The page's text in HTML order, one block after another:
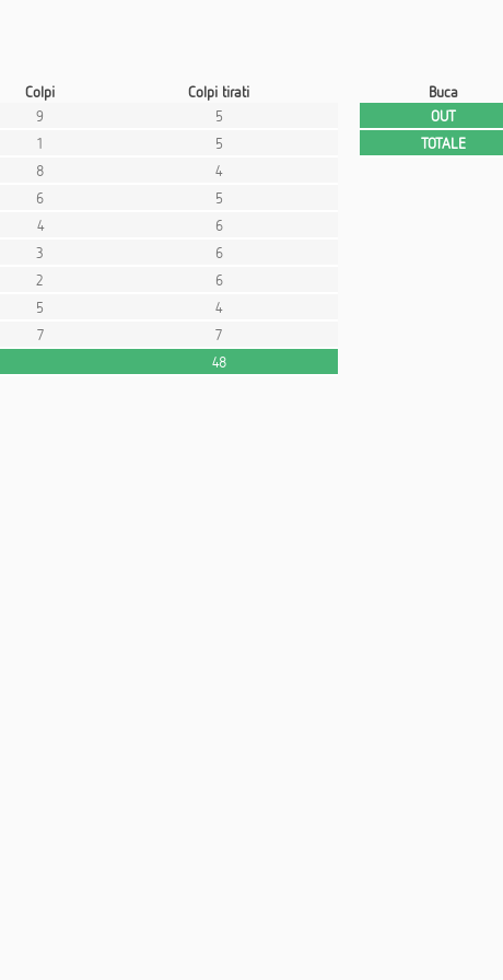
Colpi
Colpi tirati
9
5
1
5
8
4
6
5
4
6
3
6
2
6
5
4
7
7
48
Buca
OUT
TOTALE